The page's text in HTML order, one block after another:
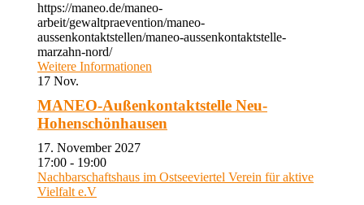
https://maneo.de/maneo-
arbeit/gewaltpraevention/maneo-
aussenkontaktstellen/maneo-aussenkontaktstelle-
marzahn-nord/
Weitere Informationen
17 Nov.
MANEO-Außenkontaktstelle Neu-
Hohenschönhausen
17. November 2027
17:00 - 19:00
Nachbarschaftshaus im Ostseeviertel Verein für aktive
Vielfalt e.V